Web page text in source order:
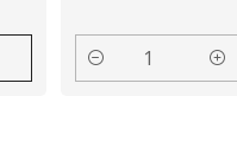
Cantidad